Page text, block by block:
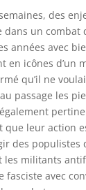
des
un combat
années avec
en icônes d’un
qu’il ne
passage les
que leur action
des populistes
les militants
fasciste avec